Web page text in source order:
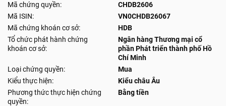
Mã chứng quyền:
CHDB2606
Mã ISIN:
VN0CHDB26067
Mã chứng khoán cơ sở:
HDB
Tổ chức phát hành chứng
khoán cơ sở:
Ngân hàng Thương mại cổ
phần Phát triển thành phố Hồ
Chí Minh
Loại chứng quyền:
Mua
Kiểu thực hiện:
Kiểu châu Âu
Phương thức thực hiện chứng
quyền:
Bằng tiền